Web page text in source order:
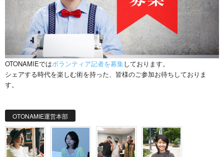
OTONAMIEではボランティア記者を募集しております。
シェアする時代を楽しむ術を持った、皆様のご参加お待ちしておりま
す。
OTONAMIE運営本部